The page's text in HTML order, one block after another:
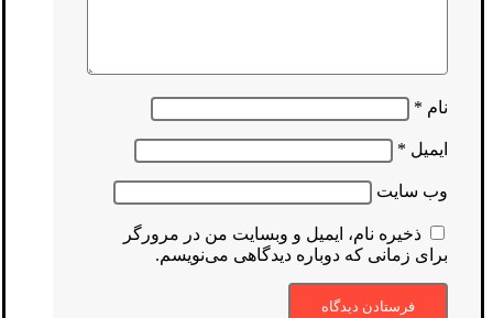
نام *
ایمیل *
وب‌ سایت
ذخیره نام، ایمیل و وبسایت من در مرورگر
برای زمانی که دوباره دیدگاهی می‌نویسم.